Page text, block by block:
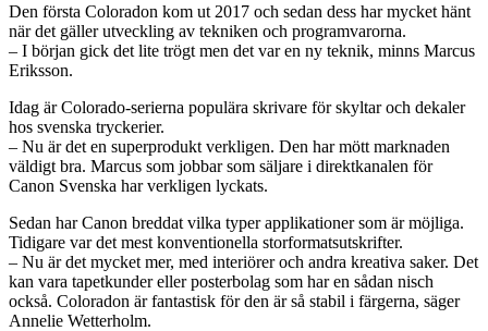
Den första Coloradon kom ut 2017 och sedan dess har mycket hänt
när det gäller utveckling av tekniken och programvarorna.
– I början gick det lite trögt men det var en ny teknik, minns Marcus
Eriksson.
Idag är Colorado-serierna populära skrivare för skyltar och dekaler
hos svenska tryckerier.
– Nu är det en superprodukt verkligen. Den har mött marknaden
väldigt bra. Marcus som jobbar som säljare i direktkanalen för
Canon Svenska har verkligen lyckats.
Sedan har Canon breddat vilka typer applikationer som är möjliga.
Tidigare var det mest konventionella storformatsutskrifter.
– Nu är det mycket mer, med interiörer och andra kreativa saker. Det
kan vara tapetkunder eller posterbolag som har en sådan nisch
också. Coloradon är fantastisk för den är så stabil i färgerna, säger
Annelie Wetterholm.